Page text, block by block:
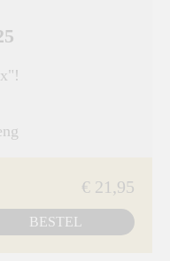
€ 21,95
BESTEL